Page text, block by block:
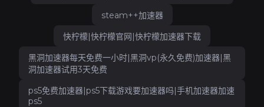
steam++加速器
快柠檬|快柠檬官网|快柠檬加速器下载
黑洞加速器每天免费一小时|黑洞vp(永久免费)加速器|黑
洞加速器试用3天免费
ps5免费加速器|ps5下载游戏要加速器吗|手机加速器加速
ps5